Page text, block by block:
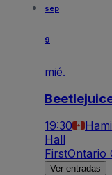
sep
9
mié.
19:30
Hall
FirstOntario
Ver entradas